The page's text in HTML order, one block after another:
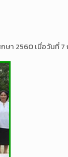
ษา 2560 เมื่อวั